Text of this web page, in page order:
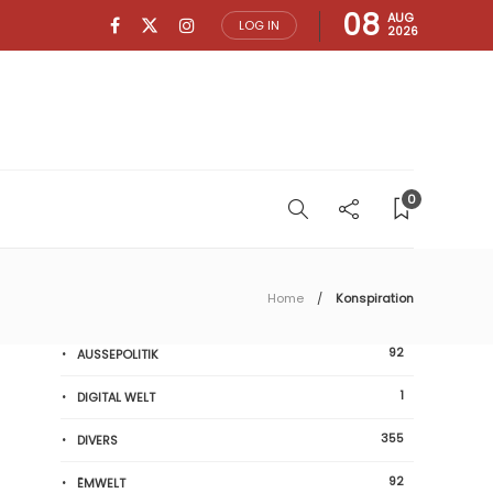
LOG IN 08 AUG
2026
0
Home Konspiration
AUSSEPOLITIK 92
DIGITAL WELT 1
DIVERS 355
ËMWELT 92